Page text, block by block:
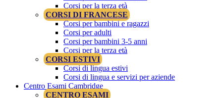
Corsi per la terza età
CORSI DI FRANCESE
Corsi per bambini e ragazzi
Corsi per adulti
Corsi per bambini 3-5 anni
Corsi per la terza età
CORSI ESTIVI
Corsi di lingua estivi
Corsi di lingua e servizi per aziende
Centro Esami Cambridge
CENTRO ESAMI